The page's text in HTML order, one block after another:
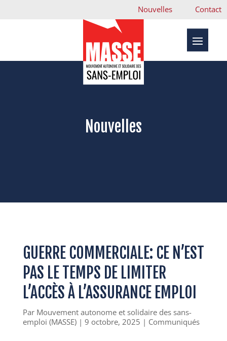
Nouvelles Contact
Nouvelles
GUERRE COMMERCIALE: CE N’EST
PAS LE TEMPS DE LIMITER
L’ACCÈS À L’ASSURANCE EMPLOI
Par Mouvement autonome et solidaire des sans-
emploi (MASSE)| 9 octobre, 2025 | Communiqués